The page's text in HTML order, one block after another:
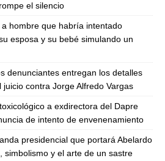
el silencio
hombre que habría intentado
esposa y su bebé simulando un
denunciantes entregan los detalles
contra Jorge Alfredo Vargas
a exdirectora del Dapre
de intento de envenenamiento
presidencial que portará Abelardo
simbolismo y el arte de un sastre